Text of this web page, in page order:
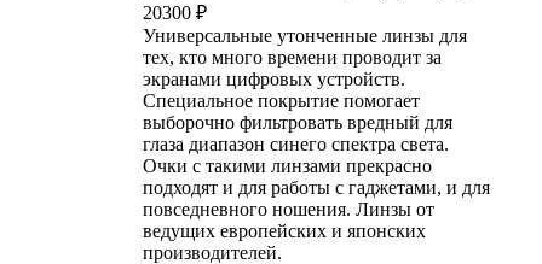
20300 ₽
Универсальные утонченные линзы для
тех, кто много времени проводит за
экранами цифровых устройств.
Специальное покрытие помогает
выборочно фильтровать вредный для
глаза диапазон синего спектра света.
Очки с такими линзами прекрасно
подходят и для работы с гаджетами, и для
повседневного ношения. Линзы от
ведущих европейских и японских
производителей.